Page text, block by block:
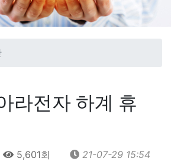
라전자 하계 휴
5,601회 21-07-29 15:54